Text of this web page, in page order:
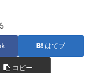
はてブ
コピー